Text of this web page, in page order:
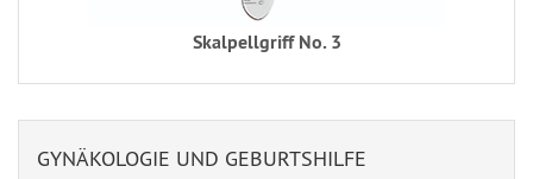
Skalpellgriff No. 3
GYNÄKOLOGIE UND GEBURTSHILFE